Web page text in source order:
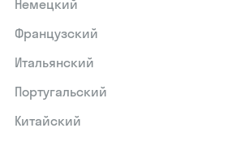
Немецкий
Французский
Итальянский
Португальский
Китайский